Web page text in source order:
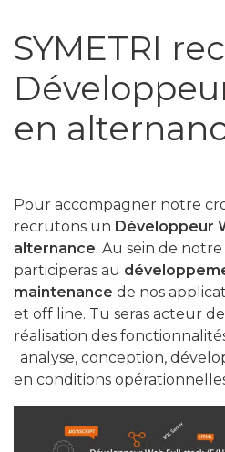
SYMETRI
en
Pour accompagner notre
recrutons un Développeur
alternance. Au sein de
participeras au
maintenance de nos
et off line. Tu seras acteur
réalisation des
: analyse, conception,
en conditions